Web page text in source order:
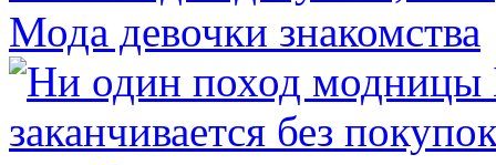
Мода девочки знакомства